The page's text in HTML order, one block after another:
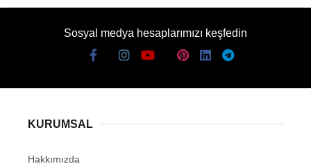
Sosyal medya hesaplarımızı keşfedin
KURUMSAL
Hakkımızda